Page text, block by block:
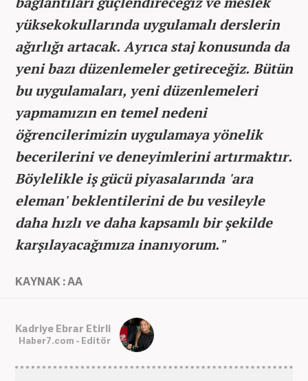
yüksekokullarında uygulamalı derslerin
ağırlığı artacak. Ayrıca staj konusunda da
yeni bazı düzenlemeler getireceğiz. Bütün
bu uygulamaları, yeni düzenlemeleri
yapmamızın en temel nedeni
öğrencilerimizin uygulamaya yönelik
becerilerini ve deneyimlerini artırmaktır.
Böylelikle iş gücü piyasalarında 'ara
eleman' beklentilerini de bu vesileyle
daha hızlı ve daha kapsamlı bir şekilde
karşılayacağımıza inanıyorum."
KAYNAK : AA
Kadriye Ebrar Etirli
Haber7.com - Editör